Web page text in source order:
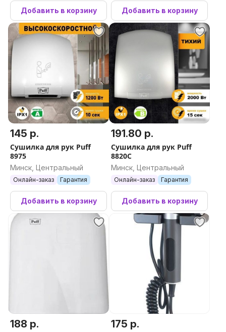
Добавить в корзину Добавить в корзину
145 р.
Сушилка для рук Puff
8975
Минск, Центральный
Онлайн-заказ Гарантия
Добавить в корзину
191.80 р.
Сушилка для рук Puff
8820C
Минск, Центральный
Онлайн-заказ Гарантия
Добавить в корзину
188 р. 175 р.